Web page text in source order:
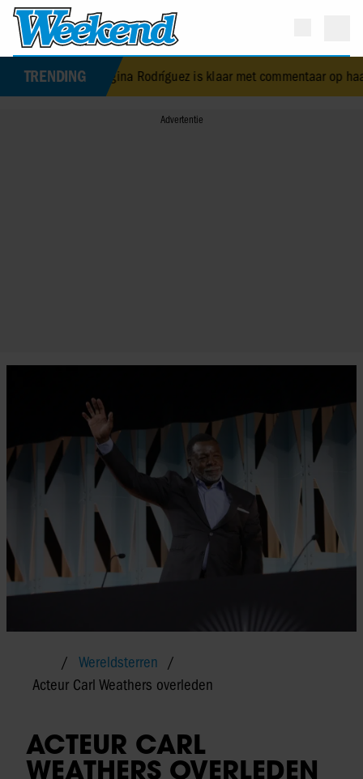
TRENDING
Georgina Rodríguez is klaar met commentaar op haar lichaam •
Wereldsterren
Acteur Carl Weathers overleden
ACTEUR CARL
WEATHERS OVERLEDEN